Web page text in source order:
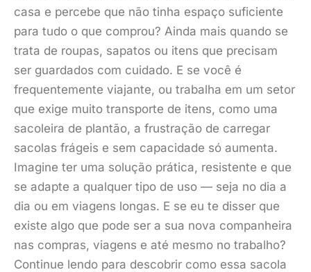
casa e percebe que não tinha espaço suficiente
para tudo o que comprou? Ainda mais quando se
trata de roupas, sapatos ou itens que precisam
ser guardados com cuidado. E se você é
frequentemente viajante, ou trabalha em um setor
que exige muito transporte de itens, como uma
sacoleira de plantão, a frustração de carregar
sacolas frágeis e sem capacidade só aumenta.
Imagine ter uma solução prática, resistente e que
se adapte a qualquer tipo de uso — seja no dia a
dia ou em viagens longas. E se eu te disser que
existe algo que pode ser a sua nova companheira
nas compras, viagens e até mesmo no trabalho?
Continue lendo para descobrir como essa sacola